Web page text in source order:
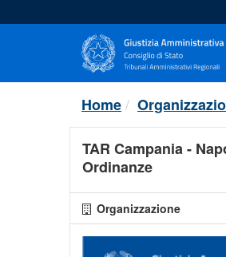
al
Home
TAR Campania -
Ordinanze
Organizzazione